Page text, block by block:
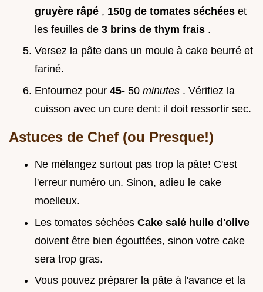
gruyère râpé , 150g de tomates séchées et
les feuilles de 3 brins de thym frais .
Versez la pâte dans un moule à cake beurré et
fariné.
Enfournez pour 45- 50 minutes . Vérifiez la
cuisson avec un cure dent: il doit ressortir sec.
Astuces de Chef (ou Presque!)
Ne mélangez surtout pas trop la pâte! C'est
l'erreur numéro un. Sinon, adieu le cake
moelleux.
Les tomates séchées Cake salé huile d'olive
doivent être bien égouttées, sinon votre cake
sera trop gras.
Vous pouvez préparer la pâte à l'avance et la